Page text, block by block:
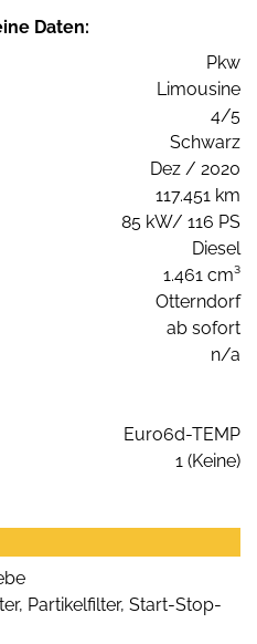
Daten:
Pkw
Limousine
4/5
Schwarz
Dez / 2020
117.451 km
85 kW/ 116 PS
Diesel
1.461 cm³
Otterndorf
ab sofort
n/a
Euro6d-TEMP
1 (Keine)
Partikelfilter, Start-Stop-